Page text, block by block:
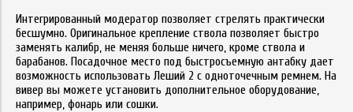
Интегрированный модератор позволяет стрелять практически
бесшумно. Оригинальное крепление ствола позволяет быстро
заменять калибр, не меняя больше ничего, кроме ствола и
барабанов. Посадочное место под быстросъемную антабку дает
возможность использовать Леший 2 с одноточечным ремнем. На
вивер вы можете установить дополнительное оборудование,
например, фонарь или сошки.